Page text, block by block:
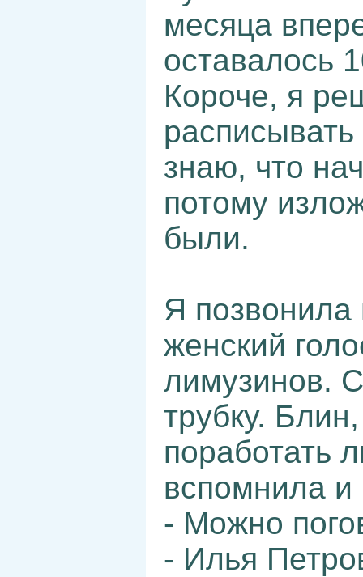
месяца
оставалось
Короче, я
расписывать
знаю, что
потому
были.
Я позвонила
женский
лимузинов.
трубку.
поработать
вспомнила и
- Можно
- Илья